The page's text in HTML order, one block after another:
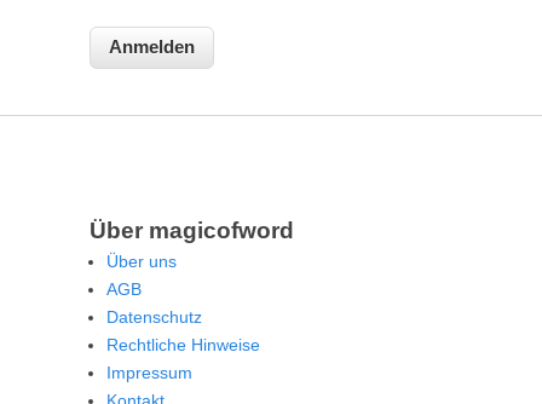
Über magicofword
Über uns
AGB
Datenschutz
Rechtliche Hinweise
Impressum
Kontakt